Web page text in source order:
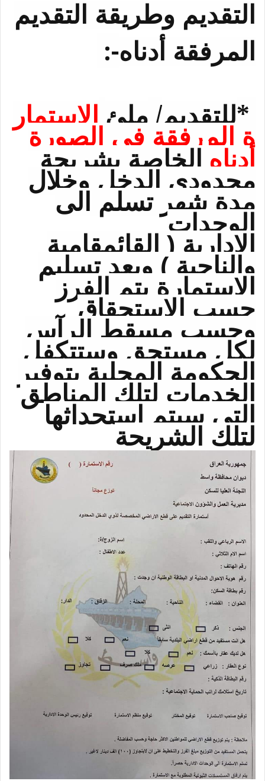
التقديم وطريقة التقديم
المرفقة أدناه:-
*للتقديم/ ملئ الاستمار
ة المرفقة في الصورة
أدناه الخاصة بشريحة
محدودي الدخل وخلال
مدة شهر تسلم الى
الوحدات
الادارية ( القائمقامية
والناحية ) وبعد تسليم
الاستمارة يتم الفرز
حسب الاستحقاق
وحسب مسقط الرآس
لكل مستحق وستتكفل
الحكومة المحلية بتوفير
الخدمات لتلك المناطق
التي سيتم استحداثها
لتلك الشريحة